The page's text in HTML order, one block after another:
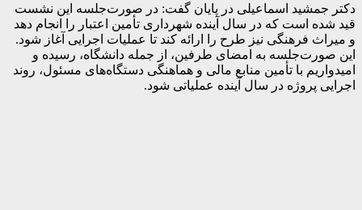
دکتر جمشید اسماعیلی در پایان گفت: در صورت‌جلسه این نشست
قید شده است که در سال آینده شهرداری تأمین اعتبار را انجام دهد
و میراث فرهنگی نیز طرح را ارائه کند تا عملیات اجرایی آغاز شود.
این صورت‌جلسه به امضای طرفین، از جمله دانشگاه، رسیده و
امیدواریم با تأمین منابع مالی و هماهنگی دستگاه‌های مسئول، روند
اجرایی پروژه در سال آینده عملیاتی شود.